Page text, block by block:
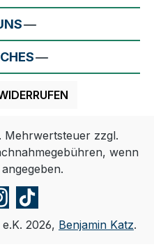
Mehrwertsteuer zzgl.
wenn
2026, Benjamin Katz.